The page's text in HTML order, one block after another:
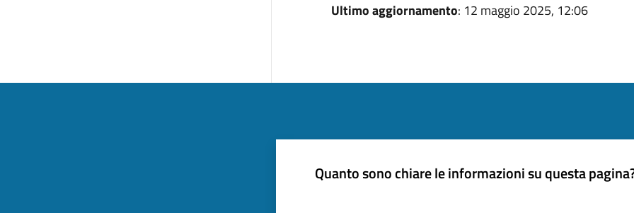
Ultimo aggiornamento: 12 maggio 2025, 12:06
Quanto sono chiare le informazioni su questa